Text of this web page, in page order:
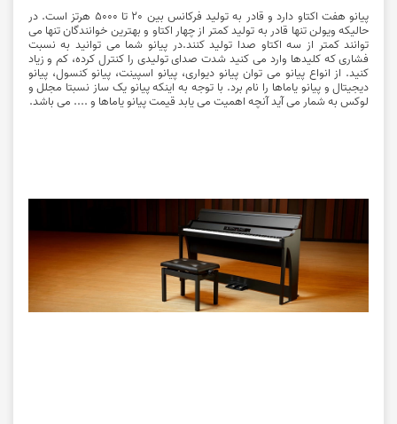
پیانو هفت اکتاو دارد و قادر به تولید فرکانس بین 20 تا 5000 هرتز است. در
حالیکه ویولن تنها قادر به تولید کمتر از چهار اکتاو و بهترین خوانندگان تنها می
توانند کمتر از سه اکتاو صدا تولید کنند.در پیانو شما می توانید به نسبت
فشاری که کلیدها وارد می کنید شدت صدای تولیدی را کنترل کرده، کم و زیاد
کنید. از انواع پیانو می توان پیانو دیواری، پیانواسپینت، پیانو کنسول، پیانو
دیجیتال و پیانو یاماها را نام برد. با توجه به اینکه پیانو یک ساز نسبتا مجلل و
لوکس به شمار می آید آنچه اهمیت می یابد قیمت پیانو یاماها و .... می باشد.